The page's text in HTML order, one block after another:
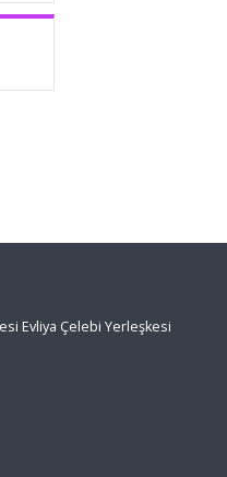
Evliya Çelebi Yerleşkesi